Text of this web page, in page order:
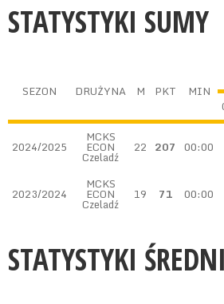
STATYSTYKI SUMY
SEZON DRUŻYNA M PKT MIN
2024/2025
MCKS
ECON
Czeladź
22 207 00:00
2023/2024
MCKS
ECON
Czeladź
19 71 00:00
STATYSTYKI